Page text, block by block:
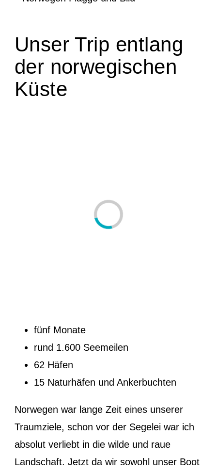
Unser Trip entlang
der norwegischen
Küste
fünf Monate
rund 1.600 Seemeilen
62 Häfen
15 Naturhäfen und Ankerbuchten
Norwegen war lange Zeit eines unserer
Traumziele, schon vor der Segelei war ich
absolut verliebt in die wilde und raue
Landschaft. Jetzt da wir sowohl unser Boot